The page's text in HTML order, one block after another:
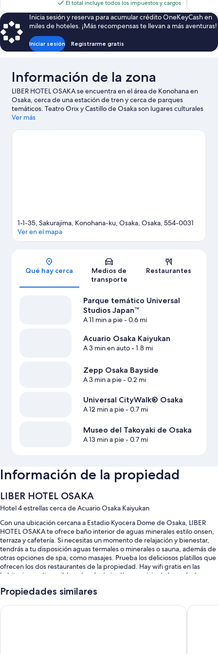
actual
es
de
$45
El total incluye todos los impuestos y cargos
Inicia sesión y reserva para acumular crédito OneKeyCash en
miles de hoteles. ¡Más recompensas te llevan a más aventuras!
Iniciar sesión Registrarme gratis
Información de la zona
LIBER HOTEL OSAKA se encuentra en el área de Konohana en
Osaka, cerca de una estación de tren y cerca de parques
temáticos. Teatro Orix y Castillo de Osaka son lugares culturales
destacados, y los turistas que quieran ir de compras pueden
Estadio Kyocera Dome de Osaka, y haz algo de tiempo para
Ver más
Sección del mapa
1-1-35, Sakurajima, Konohana-ku, Osaka, Osaka, 554-0031
Ver en el mapa
Qué hay cerca
Medios de
transporte
Restaurantes
Parque temático Universal
Studios Japan™
A 11 min a pie- 0.6 mi
Acuario Osaka Kaiyukan
A 3 min en auto- 1.8 mi
Zepp Osaka Bayside
A 3 min a pie- 0.2 mi
Universal CityWalk® Osaka
A 12 min a pie- 0.7 mi
Museo del Takoyaki de Osaka
A 13 min a pie- 0.7 mi
Información de la propiedad
LIBER HOTEL OSAKA
Hotel 4 estrellas cerca de Acuario Osaka Kaiyukan
Con una ubicación cercana a Estadio Kyocera Dome de Osaka, LIBER
HOTEL OSAKA te ofrece baño interior de aguas minerales estilo onsen,
terraza y cafetería. Si necesitas un momento de relajación y bienestar,
tendrás a tu disposición aguas termales o minerales o sauna, además de
otras opciones de spa, como masajes. Prueba los deliciosos platillos que
ofrecen los dos restaurantes de la propiedad. Hay wifi gratis en las
habitaciones disponible, además de jardín y servicio de lavandería o
Estos son algunos más de los servicios en este hotel:
Propiedades similares
HOTEL UNIVERSAL PORT HOTEL